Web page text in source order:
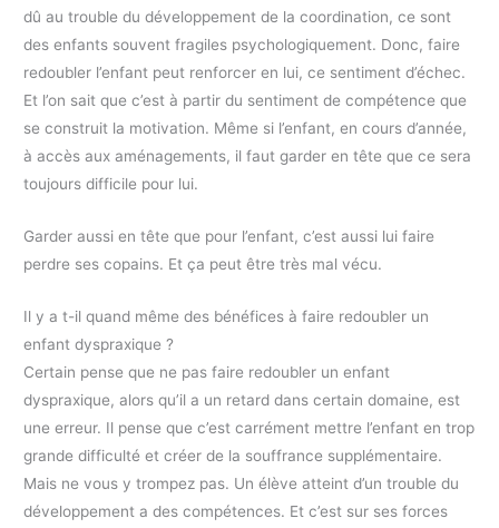
dû au trouble du développement de la coordination, ce sont
des enfants souvent fragiles psychologiquement. Donc, faire
redoubler l’enfant peut renforcer en lui, ce sentiment d’échec.
Et l’on sait que c’est à partir du sentiment de compétence que
se construit la motivation. Même si l’enfant, en cours d’année,
à accès aux aménagements, il faut garder en tête que ce sera
toujours difficile pour lui.
Garder aussi en tête que pour l’enfant, c’est aussi lui faire
perdre ses copains. Et ça peut être très mal vécu.
Il y a t-il quand même des bénéfices à faire redoubler un
enfant dyspraxique ?
Certain pense que ne pas faire redoubler un enfant
dyspraxique, alors qu’il a un retard dans certain domaine, est
une erreur. Il pense que c’est carrément mettre l’enfant en trop
grande difficulté et créer de la souffrance supplémentaire.
Mais ne vous y trompez pas. Un élève atteint d’un trouble du
développement a des compétences. Et c’est sur ses forces